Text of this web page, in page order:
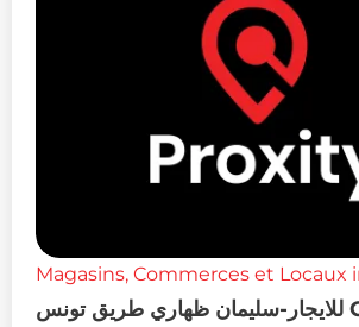
Magasins, Commerces et Locaux
للايجار-سليمان ظهاري طريق تونس GRAND